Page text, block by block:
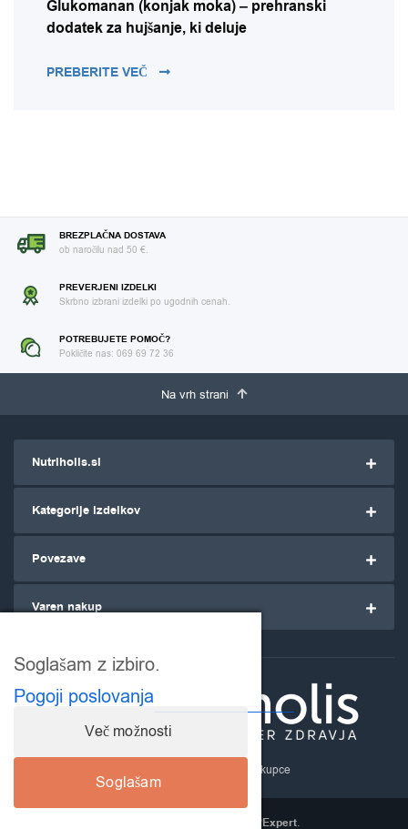
Glukomanan (konjak moka) – prehranski
dodatek za hujšanje, ki deluje
PREBERITE VEČ GLUKOMANAN (KONJAK MOKA) –
BREZPLAČNA DOSTAVA
ob naročilu nad 50 €.
PREVERJENI IZDELKI
Skrbno izbrani izdelki po ugodnih cenah.
POTREBUJETE POMOČ?
Pokličite nas: 069 69 72 36
Na vrh strani
Nutriholis.si
Kategorije izdelkov
Povezave
Varen nakup
- za ozaveščene kupce
HireWPExpert.
Soglašam z izbiro.
Pogoji poslovanja
Več možnosti
Soglašam